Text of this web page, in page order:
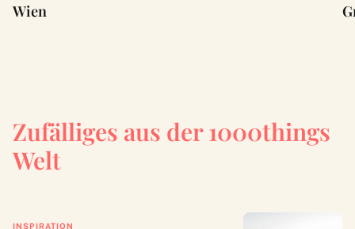
Wien
Zufälliges aus der 1000things
Welt
INSPIRATION